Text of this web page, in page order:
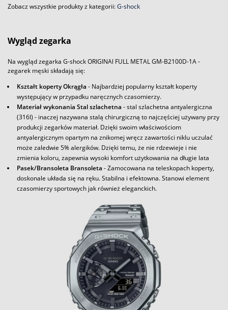
Zobacz wszystkie produkty z kategorii:G-shock
Wygląd zegarka
Na wygląd zegarka G-shock ORIGINAl FULL METAL GM-B2100D-1A -
zegarek męski składają się:
Kształt koperty Okrągła - Najbardziej popularny kształt koperty
występujący w przypadku naręcznych czasomierzy.
Materiał wykonania Stal szlachetna - stal szlachetna antyalergiczna
(316l) - inaczej nazywana stalą chirurgiczną to najczęściej używany przy
produkcji zegarków materiał. Dzięki swoim właściwościom
antyalergicznym opartym na znikomej wręcz zawartości niklu uczulać
może zaledwie 5% alergików. Dzięki temu, że nie rdzewieje i nie
zmienia koloru, zapewnia wysoki komfort użytkowania na długie lata
Pasek/Bransoleta Bransoleta - Zamocowana na teleskopach koperty,
doskonale układa się na ręku. Stabilna i efektowna. Stanowi element
czasomierzy sportowych jak również eleganckich.